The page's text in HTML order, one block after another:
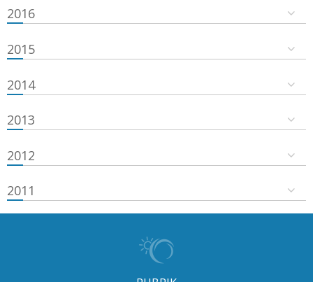
2016
2015
2014
2013
2012
2011